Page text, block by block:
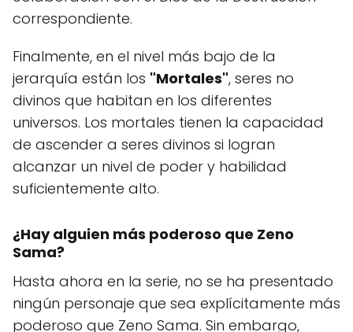
correspondiente.
Finalmente, en el nivel más bajo de la
jerarquía están los "Mortales", seres no
divinos que habitan en los diferentes
universos. Los mortales tienen la capacidad
de ascender a seres divinos si logran
alcanzar un nivel de poder y habilidad
suficientemente alto.
¿Hay alguien más poderoso que Zeno
Sama?
Hasta ahora en la serie, no se ha presentado
ningún personaje que sea explícitamente más
poderoso que Zeno Sama. Sin embargo,